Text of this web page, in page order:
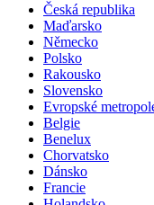
Česká republika
Maďarsko
Německo
Polsko
Rakousko
Slovensko
Evropské
Belgie
Benelux
Chorvatsko
Dánsko
Francie